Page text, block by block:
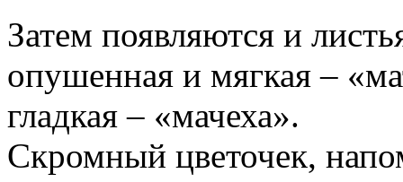
Затем появляются и
опушенная и мягкая –
гладкая – «мачеха».
Скромный цветочек,